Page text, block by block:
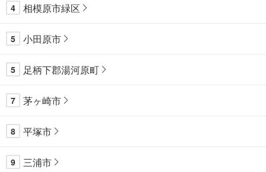
4 相模原市緑区
5 小田原市
5 足柄下郡湯河原町
7 茅ヶ崎市
8 平塚市
9 三浦市